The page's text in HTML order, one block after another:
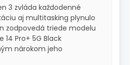
3 zvláda každodenné
aj multitasking plynulo
zodpovedá triede modelu
14 Pro+ 5G Black
nárokom jeho